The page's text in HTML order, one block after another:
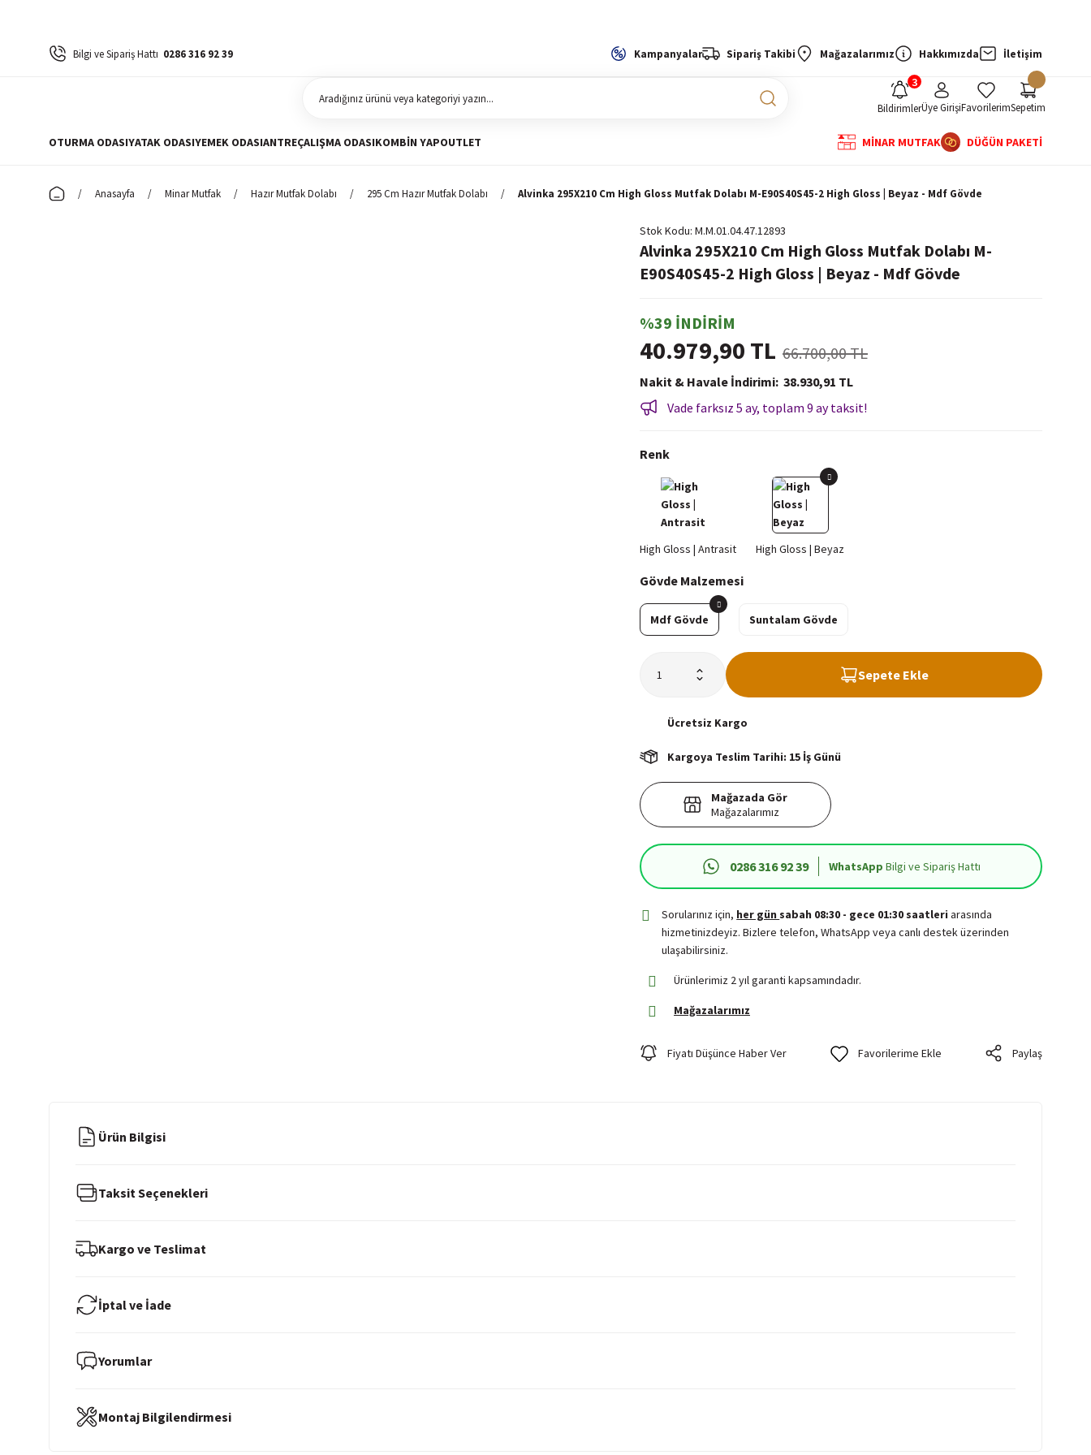
Bilgi ve Sipariş Hattı 0286 316 92 39 Kampanyalar Sipariş Takibi Mağazalarımız Hakkımızda İletişim
BildirimlerÜye GirişiFavorilerimSepetim
OTURMA ODASIYATAK ODASIYEMEK ODASIANTREÇALIŞMA ODASIKOMBIN YAPOUTLET MİNAR MUTFAK DÜĞÜN PAKETİ
Anasayfa Minar Mutfak Hazır Mutfak Dolabı 295 Cm Hazır Mutfak Dolabı Alvinka 295X210 Cm High Gloss Mutfak Dolabı M-E90S40S45-2 High Gloss | Beyaz - Mdf Gövde
Stok Kodu M.M.01.04.47.12893
Alvinka 295X210 Cm High Gloss Mutfak Dolabı M-
E90S40S45-2 High Gloss | Beyaz - Mdf Gövde
%39 İNDİRİM
40.979,90 TL 66.700,00 TL
Nakit & Havale İndirimi 38.930,91 TL
Vade farksız 5 ay, toplam 9 ay taksit!
Renk
Gövde Malzemesi
Mdf Gövde Suntalam Gövde
Sepete Ekle
Ücretsiz Kargo
Kargoya Teslim Tarihi: 15 İş Günü
Mağazada Gör
Mağazalarımız
0286 316 92 39 WhatsApp Bilgi ve Sipariş Hattı
Sorularınız için, her gün sabah 08:30 - gece 01:30 saatleriarasında
hizmetinizdeyiz. Bizlere telefon, WhatsApp veya canlı destek üzerinden
ulaşabilirsiniz.
Ürünlerimiz 2 yıl garanti kapsamındadır.
Mağazalarımız
Fiyatı Düşünce Haber Ver Paylaş
Ürün Bilgisi
Taksit Seçenekleri
Kargo ve Teslimat
İptal ve İade
Yorumlar
Montaj Bilgilendirmesi